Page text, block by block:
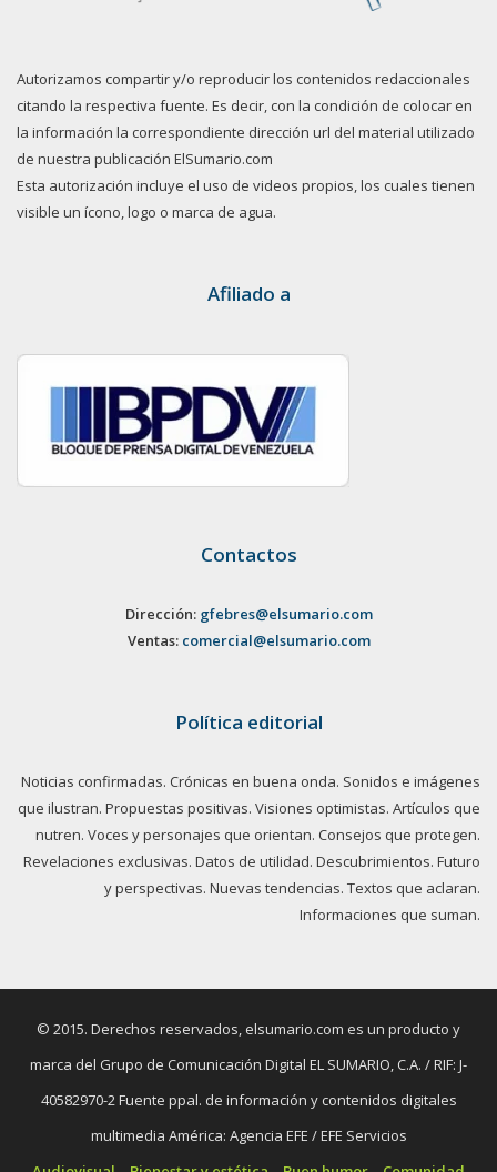
Autorizamos compartir y/o reproducir los contenidos redaccionales
citando la respectiva fuente. Es decir, con la condición de colocar en
la información la correspondiente dirección url del material utilizado
de nuestra publicación ElSumario.com
Esta autorización incluye el uso de videos propios, los cuales tienen
visible un ícono, logo o marca de agua.
Afiliado a
Contactos
Dirección: gfebres@elsumario.com
Ventas: comercial@elsumario.com
Política editorial
Noticias confirmadas. Crónicas en buena onda. Sonidos e imágenes
que ilustran. Propuestas positivas. Visiones optimistas. Artículos que
nutren. Voces y personajes que orientan. Consejos que protegen.
Revelaciones exclusivas. Datos de utilidad. Descubrimientos. Futuro
y perspectivas. Nuevas tendencias. Textos que aclaran.
Informaciones que suman.
© 2015. Derechos reservados, elsumario.com es un producto y
marca del Grupo de Comunicación Digital EL SUMARIO, C.A. / RIF: J-
40582970-2 Fuente ppal. de información y contenidos digitales
multimedia América: Agencia EFE / EFE Servicios